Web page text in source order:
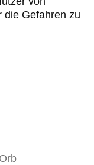
die Gefahren zu